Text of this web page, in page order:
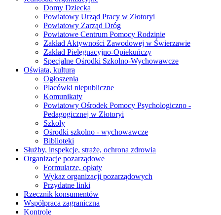
Domy Dziecka
Powiatowy Urząd Pracy w Złotoryi
Powiatowy Zarząd Dróg
Powiatowe Centrum Pomocy Rodzinie
Zakład Aktywności Zawodowej w Świerzawie
Zakład Pielęgnacyjno-Opiekuńczy
Specjalne Ośrodki Szkolno-Wychowawcze
Oświata, kultura
Ogłoszenia
Placówki niepubliczne
Komunikaty
Powiatowy Ośrodek Pomocy Psychologiczno -
Pedagogicznej w Złotoryi
Szkoły
Ośrodki szkolno - wychowawcze
Biblioteki
Służby, inspekcje, straże, ochrona zdrowia
Organizacje pozarządowe
Formularze, opłaty
Wykaz organizacji pozarządowych
Przydatne linki
Rzecznik konsumentów
Współpraca zagraniczna
Kontrole